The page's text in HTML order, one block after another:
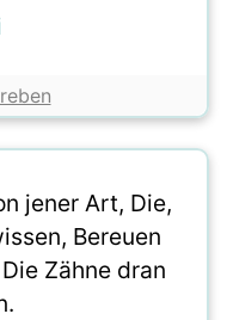
jener Art, Die,
Bereuen
Zähne dran